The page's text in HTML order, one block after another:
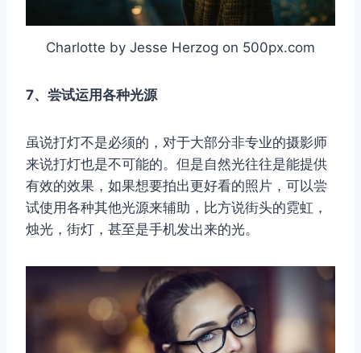
Charlotte by Jesse Herzog on 500px.com
7、尝试运用各种光源
虽说打灯不是必须的，对于大部分非专业的摄影师
来说打灯也是不可能的。但是自然光往往是能提供
有效的效果，如果想要拍出更好看的照片，可以尝
试使用各种其他光源来辅助，比方说街头的霓虹，
烛光，街灯，甚至是手机发出来的光。